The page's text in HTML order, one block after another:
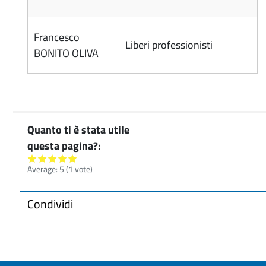
Francesco
BONITO OLIVA
Liberi professionisti
Quanto ti è stata utile
questa pagina?
Average: 5(1 vote)
Condividi